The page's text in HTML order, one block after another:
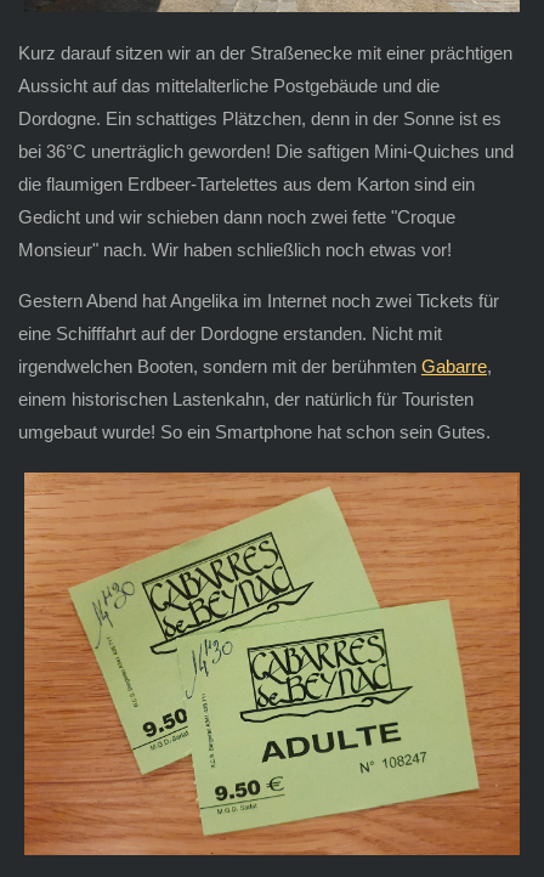
Kurz darauf sitzen wir an der Straßenecke mit einer prächtigen
Aussicht auf das mittelalterliche Postgebäude und die
Dordogne. Ein schattiges Plätzchen, denn in der Sonne ist es
bei 36°C unerträglich geworden! Die saftigen Mini-Quiches und
die flaumigen Erdbeer-Tartelettes aus dem Karton sind ein
Gedicht und wir schieben dann noch zwei fette "Croque
Monsieur" nach. Wir haben schließlich noch etwas vor!
Gestern Abend hat Angelika im Internet noch zwei Tickets für
eine Schifffahrt auf der Dordogne erstanden. Nicht mit
irgendwelchen Booten, sondern mit der berühmten Gabarre,
einem historischen Lastenkahn, der natürlich für Touristen
umgebaut wurde! So ein Smartphone hat schon sein Gutes.